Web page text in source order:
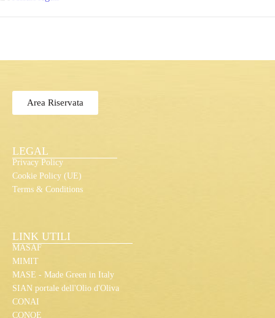
LEGAL
Privacy Policy
Cookie Policy (UE)
Terms & Conditions
LINK UTILI
MASAF
MIMIT
MASE - Made Green in Italy
SIAN portale dell'Olio d'Oliva
CONAI
CONOE
Area Riservata